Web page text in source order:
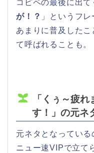
コピペの最後に出て
が！？ 」というフレ
あまりに普及した
て呼ばれることも。
「くぅ～疲
す！」の元ネ
元ネタとなってい
ニュー速VIPで立て